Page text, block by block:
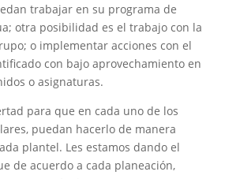
trabajar en su programa de
otra posibilidad es el trabajo con la
o implementar acciones con el
con bajo aprovechamiento en
o asignaturas.
para que en cada uno de los
puedan hacerlo de manera
plantel. Les estamos dando el
de acuerdo a cada planeación,